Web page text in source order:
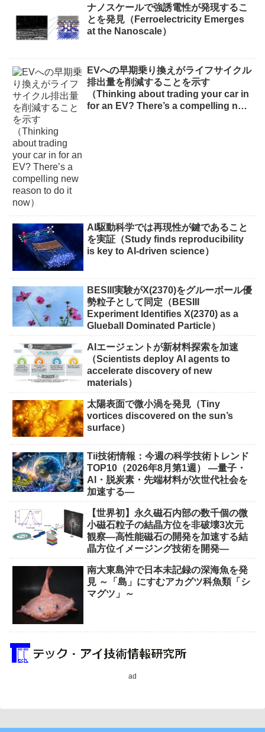
ナノスケールで強誘電性が発現するこ
とを発見（Ferroelectricity Emerges
at the Nanoscale）
EVへの早期乗り換えがライフサイクル
排出量を削減することを示す
（Thinking about trading your car in
for an EV? There’s a compelling new
AI駆動科学では再現性が鍵であること
を実証（Study finds reproducibility
is key to AI-driven science）
BESIII実験がX(2370)をグルーボール優
勢粒子として同定（BESIII
Experiment Identifies X(2370) as a
Glueball Dominated Particle）
AIエージェントが新材料探索を加速
（Scientists deploy AI agents to
accelerate discovery of new
materials）
太陽表面で微小渦を発見（Tiny
vortices discovered on the sun’s
surface）
Tii技術情報：今週の科学技術トレンド
TOP10（2026年8月第1週） ―量子・
AI・脱炭素・先端材料が次世代社会を
加速する―
【世界初】永久磁石内部の数千個の微
小磁石粒子の結晶方位を非破壊3次元
観察―高性能磁石の開発を加速する結
晶方位イメージング技術を開発―
南大東島沖で日本未記録の深海魚を発
見 ～「島」にすむアカグツ科魚類「シ
マグツ」～
ad